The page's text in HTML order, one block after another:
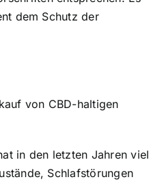
dem Schutz der
von CBD-haltigen
in den letzten Jahren viel
Schlafstörungen